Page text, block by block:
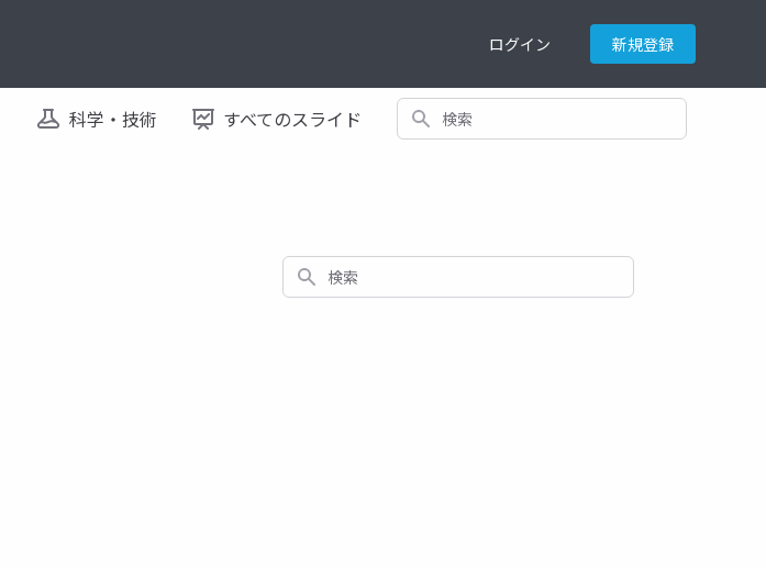
ログイン 新規登録
科学・技術 すべてのスライド 検索
検索